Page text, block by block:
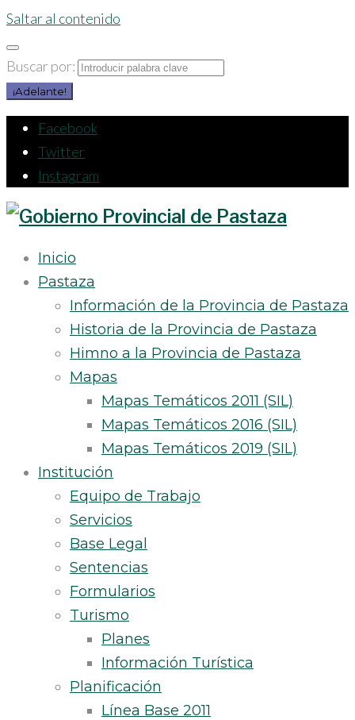
Saltar al contenido
Buscar por:
¡Adelante!
Facebook
Twitter
Instagram
Inicio
Pastaza
Información de la Provincia de Pastaza
Historia de la Provincia de Pastaza
Himno a la Provincia de Pastaza
Mapas
Mapas Temáticos 2011 (SIL)
Mapas Temáticos 2016 (SIL)
Mapas Temáticos 2019 (SIL)
Institución
Equipo de Trabajo
Servicios
Base Legal
Sentencias
Formularios
Turismo
Planes
Información Turística
Planificación
Línea Base 2011